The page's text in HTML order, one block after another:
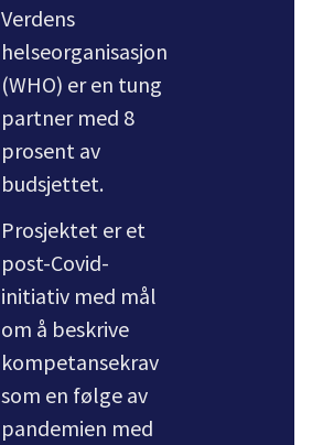
Verdens
helseorganisasjon
(WHO) er en tung
partner med 8
prosent av
budsjettet.
Prosjektet er et
post-Covid-
initiativ med mål
om å beskrive
kompetansekrav
som en følge av
pandemien med